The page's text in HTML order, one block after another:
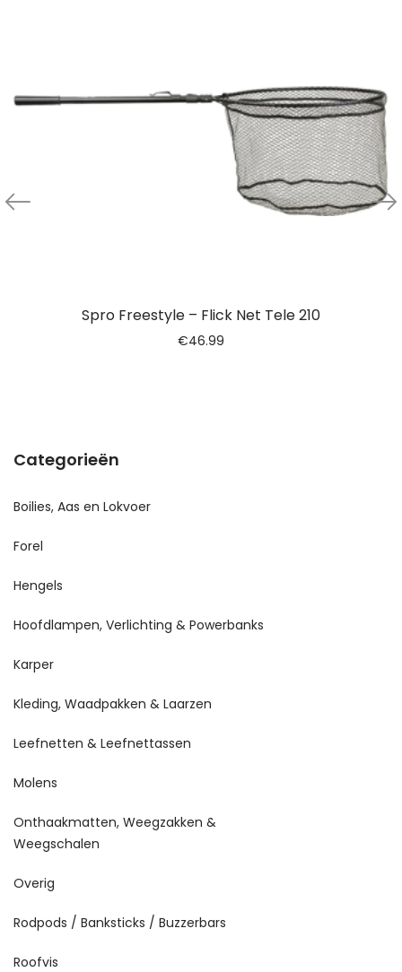
Spro Freestyle – Flick Net Tele 210
€46.99
Categorieën
Boilies, Aas en Lokvoer
Forel
Hengels
Hoofdlampen, Verlichting & Powerbanks
Karper
Kleding, Waadpakken & Laarzen
Leefnetten & Leefnettassen
Molens
Onthaakmatten, Weegzakken &
Weegschalen
Overig
Rodpods / Banksticks / Buzzerbars
Roofvis